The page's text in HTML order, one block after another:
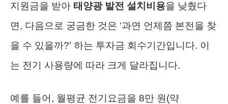
지원금을 받아 태양광 발전 설치비용을 낮췄다
면, 다음으로 궁금한 것은 ‘과연 언제쯤 본전을 찾
을 수 있을까?’ 하는 투자금 회수기간입니다. 이
는 전기 사용량에 따라 크게 달라집니다.
예를 들어, 월평균 전기요금을 8만 원(약